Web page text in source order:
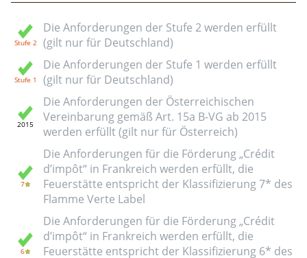
Die Anforderungen der Stufe 2 werden erfüllt
(gilt nur für Deutschland)
Die Anforderungen der Stufe 1 werden erfüllt
(gilt nur für Deutschland)
Die Anforderungen der Österreichischen
Vereinbarung gemäß Art. 15a B-VG ab 2015
werden erfüllt (gilt nur für Österreich)
Die Anforderungen für die Förderung „Crédit
d’impôt“ in Frankreich werden erfüllt, die
Feuerstätte entspricht der Klassifizierung 7* des
Flamme Verte Label
Die Anforderungen für die Förderung „Crédit
d’impôt“ in Frankreich werden erfüllt, die
Feuerstätte entspricht der Klassifizierung 6* des